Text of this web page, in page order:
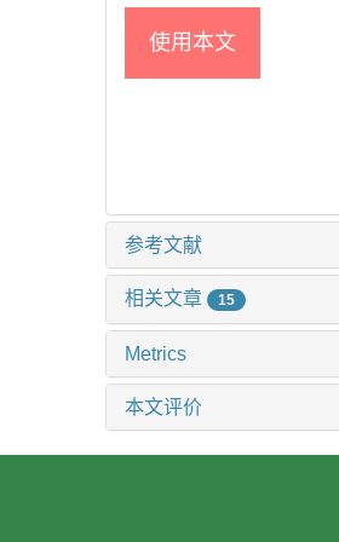
使用本文
参考文献
相关文章 15
Metrics
本文评价